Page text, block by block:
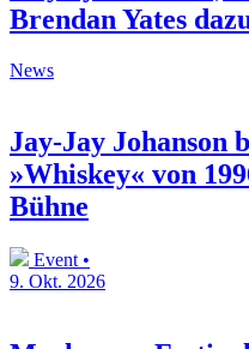
Brendan Yates
News
Jay-Jay Johanson
»Whiskey« von
Bühne
Event •
9. Okt. 2026